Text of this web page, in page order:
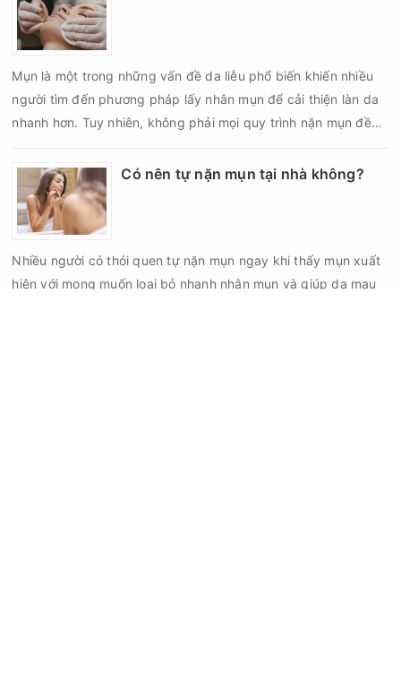
Mụn là một trong những vấn đề da liễu phổ biến khiến nhiều
người tìm đến phương pháp lấy nhân mụn để cải thiện làn da
nhanh hơn. Tuy nhiên, không phải mọi quy trình nặn mụn đều
sai kỹ thuật hoặc lấy nhân mụn không đúng thời điểm, làn da
có thể đối mặt với nguy cơ viêm nhiễm, thâm sau mụn và thậm
chí là sẹo rỗ. Vậy nặn mụn chuẩn y khoa là gì và một quy trình
đạt tiêu chuẩn cần đáp ứng những yêu cầu nào?
Có nên tự nặn mụn tại nhà không?
Nhiều người có thói quen tự nặn mụn ngay khi thấy mụn xuất
hiện với mong muốn loại bỏ nhanh nhân mụn và giúp da mau